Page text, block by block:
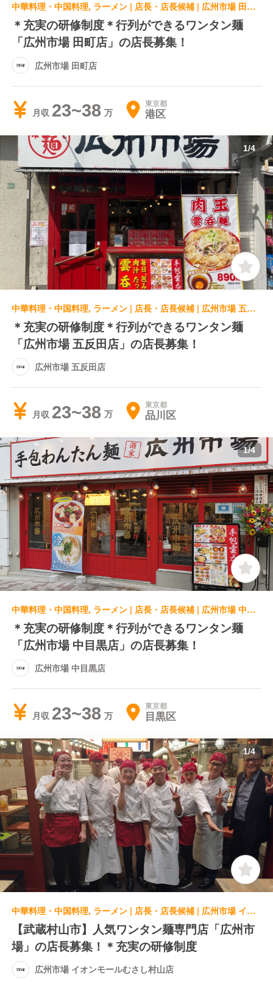
中華料理・中国料理, ラーメン | 店長・店長候補 | 広州市場 田町店
＊充実の研修制度＊行列ができるワンタン麺
「広州市場 田町店」の店長募集！
広州市場 田町店
月収 23~38 東京都
港区
1/4
中華料理・中国料理, ラーメン | 店長・店長候補 | 広州市場 五反田店
＊充実の研修制度＊行列ができるワンタン麺
「広州市場 五反田店」の店長募集！
広州市場 五反田店
月収 23~38 東京都
品川区
1/4
中華料理・中国料理, ラーメン | 店長・店長候補 | 広州市場 中目黒店
＊充実の研修制度＊行列ができるワンタン麺
「広州市場 中目黒店」の店長募集！
広州市場 中目黒店
月収 23~38 東京都
目黒区
1/4
中華料理・中国料理, ラーメン | 店長・店長候補 | 広州市場 イオンモールむさし村山店
【武蔵村山市】人気ワンタン麺専門店「広州市
場」の店長募集！＊充実の研修制度
広州市場 イオンモールむさし村山店